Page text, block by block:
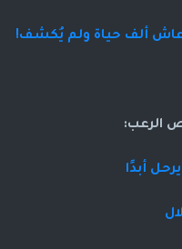
عاش ألف حياة ولم يُكشف!
الرعب:
أبدًا